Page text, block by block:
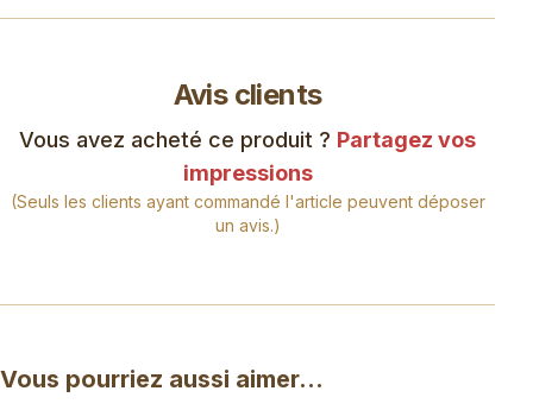
Avis clients
Vous avez acheté ce produit ? Partagez vos
impressions
(Seuls les clients ayant commandé l'article peuvent déposer
un avis.)
Vous pourriez aussi aimer...